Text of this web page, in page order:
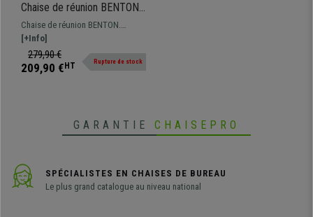
Chaise de réunion BENTON,
Grand Rembourrage et
Design élégant, en Cuir Vert
Chaise de réunion BENTON.
Assise et dossier avec un grand
rembourrage et revêtement en cuir
synthétique de grande qualité.
[+Info]
279,90 €
209,90 € HT Rupture de stock
GARANTIE CHAISEPRO
SPÉCIALISTES EN CHAISES DE BUREAU
Le plus grand catalogue au niveau national